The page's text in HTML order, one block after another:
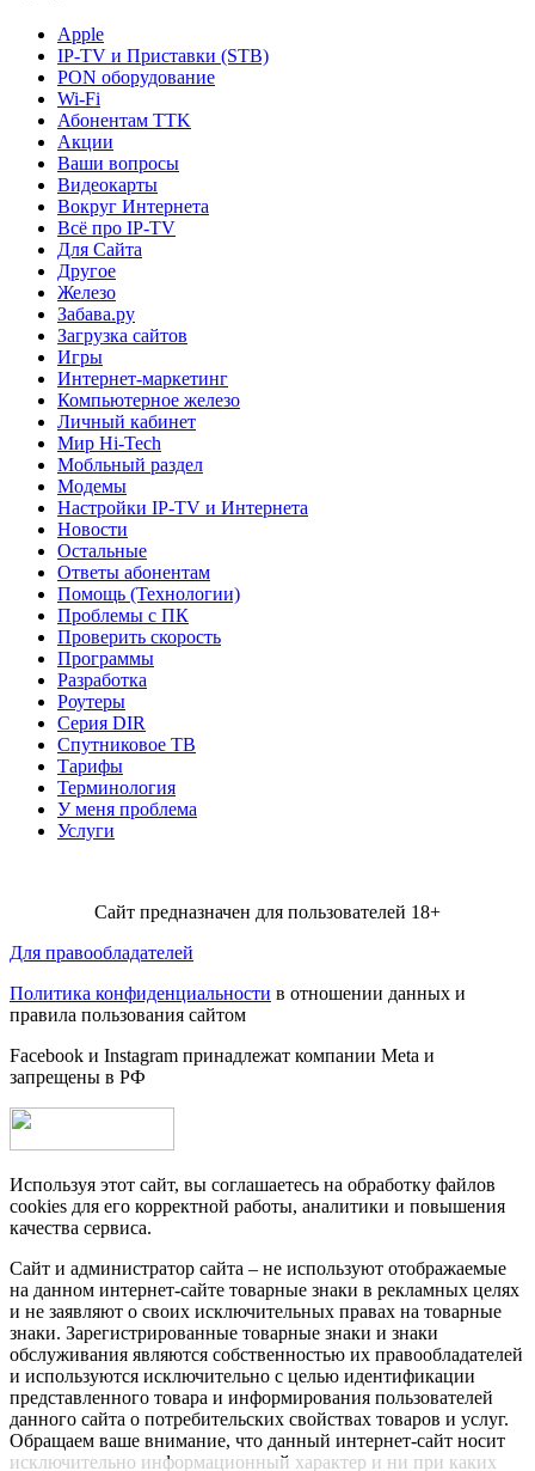
Apple
IP-TV и Приставки (STB)
PON оборудование
Wi-Fi
Абонентам TTK
Акции
Ваши вопросы
Видеокарты
Вокруг Интернета
Всё про IP-TV
Для Сайта
Другое
Железо
Забава.ру
Загрузка сайтов
Игры
Интернет-маркетинг
Компьютерное железо
Личный кабинет
Мир Hi-Tech
Мобльный раздел
Модемы
Настройки IP-TV и Интернета
Новости
Остальные
Ответы абонентам
Помощь (Технологии)
Проблемы с ПК
Проверить скорость
Программы
Разработка
Роутеры
Серия DIR
Спутниковое ТВ
Тарифы
Терминология
У меня проблема
Услуги
Сайт предназначен для пользователей 18+
Для правообладателей
Политика конфиденциальности в отношении данных и
правила пользования сайтом
Facebook и Instagram принадлежат компании Metа и
запрещены в РФ
Используя этот сайт, вы соглашаетесь на обработку файлов
cookies для его корректной работы, аналитики и повышения
качества сервиса.
Сайт и администратор сайта – не используют отображаемые
на данном интернет-сайте товарные знаки в рекламных целях
и не заявляют о своих исключительных правах на товарные
знаки. Зарегистрированные товарные знаки и знаки
обслуживания являются собственностью их правообладателей
и используются исключительно с целью идентификации
представленного товара и информирования пользователей
данного сайта о потребительских свойствах товаров и услуг.
Обращаем ваше внимание, что данный интернет-сайт носит
исключительно информационный характер и ни при каких